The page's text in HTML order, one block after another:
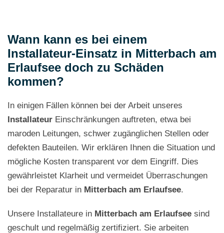
Wann kann es bei einem
Installateur-Einsatz in Mitterbach am
Erlaufsee doch zu Schäden
kommen?
In einigen Fällen können bei der Arbeit unseres
Installateur Einschränkungen auftreten, etwa bei
maroden Leitungen, schwer zugänglichen Stellen oder
defekten Bauteilen. Wir erklären Ihnen die Situation und
mögliche Kosten transparent vor dem Eingriff. Dies
gewährleistet Klarheit und vermeidet Überraschungen
bei der Reparatur in Mitterbach am Erlaufsee.
Unsere Installateure in Mitterbach am Erlaufsee sind
geschult und regelmäßig zertifiziert. Sie arbeiten